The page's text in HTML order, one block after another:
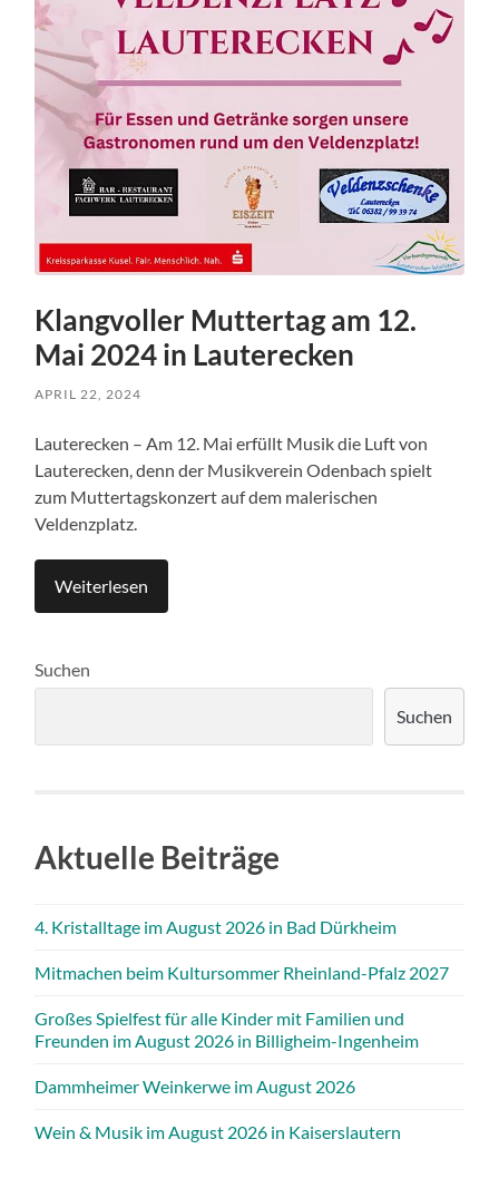
Klangvoller Muttertag am 12.
Mai 2024 in Lauterecken
APRIL 22, 2024
Lauterecken – Am 12. Mai erfüllt Musik die Luft von
Lauterecken, denn der Musikverein Odenbach spielt
zum Muttertagskonzert auf dem malerischen
Veldenzplatz.
Weiterlesen
Suchen
Suchen
Aktuelle Beiträge
4. Kristalltage im August 2026 in Bad Dürkheim
Mitmachen beim Kultursommer Rheinland-Pfalz 2027
Großes Spielfest für alle Kinder mit Familien und
Freunden im August 2026 in Billigheim-Ingenheim
Dammheimer Weinkerwe im August 2026
Wein & Musik im August 2026 in Kaiserslautern